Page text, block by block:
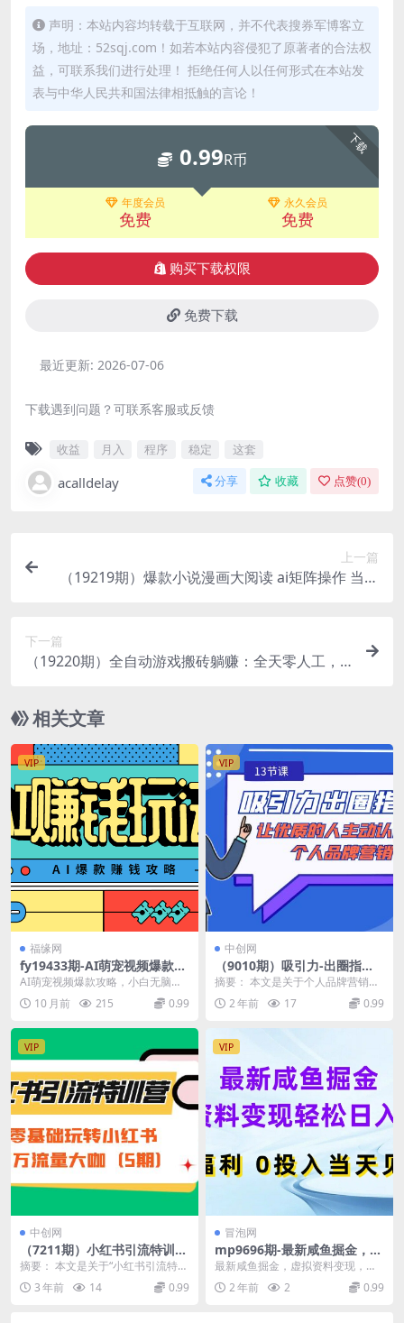
声明：本站内容均转载于互联网，并不代表搜券军博客立
场，地址：52sqj.com！如若本站内容侵犯了原著者的合法权
益，可联系我们进行处理！ 拒绝任何人以任何形式在本站发
表与中华人民共和国法律相抵触的言论！
下载
0.99R币
年度会员
免费
永久会员
免费
购买下载权限
免费下载
最近更新: 2026-07-06
下载遇到问题？可联系客服或反馈
收益 月入 程序 稳定 这套
acalldelay 分享 收藏 点赞(0)
上一篇
（19219期）爆款小说漫画大阅读 ai矩阵操作 当天
下一篇
（19220期）全自动游戏搬砖躺赚：全天零人工，
相关文章
VIP
福缘网
fy19433期-AI萌宠视频爆款攻
略，小白无脑操作，每天30分
钟，轻松上手，日入500+
AI萌宠视频爆款攻略，小白无脑操
作，每天30分钟，轻松上手，日入
500+ 简单来...
10 月前 215 0.99
VIP
中创网
（9010期）吸引力-出圈指南-
让优质的人主动认识你-个人品
牌营销（无水印-13节课）
摘要： 本文是关于个人品牌营销的
系列课程，主要讲解如何提升自身
吸引力，让更多的人...
2 年前 17 0.99
VIP
中创网
（7211期）小红书引流特训
营-第5期：教你零基础玩转小
红书，逆袭百万流量大咖(掌握
小红书引流秘诀，零基础也能
摘要： 本文是关于“小红书引流特训
营-第5期”的详细介绍。课程内容主
要围绕零基础...
3 年前 14 0.99
VIP
冒泡网
mp9696期-最新咸鱼掘金，虚
拟资料变现，轻松日入400+，
小白福利，0投入当天见收益
最新咸鱼掘金，虚拟资料变现，轻
松日入400+，小白福利，0投入当
天见收益【揭秘】...
2 年前 2 0.99